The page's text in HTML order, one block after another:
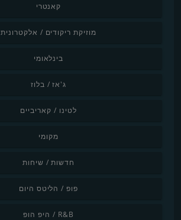
קאנטרי
מוזיקת ריקודים / אלקטרונית
בינלאומי
ג'אז / בלוז
לטינו / קאריביים
מקומי
חדשות / שיחות
פופ / הליטס היום
R&B / היפ הופ